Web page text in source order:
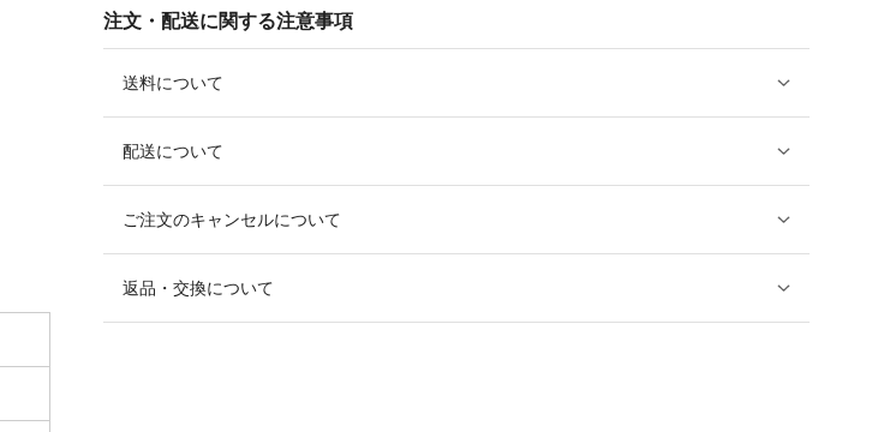
注文・配送に関する注意事項
送料について
配送について
ご注文のキャンセルについて
返品・交換について